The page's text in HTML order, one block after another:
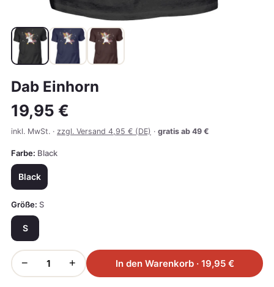
Dab Einhorn
19,95 €
inkl. MwSt. · zzgl. Versand 4,95 € (DE) · gratis ab 49 €
Farbe: Black
Black
Größe: S
S
− + In den Warenkorb · 19,95 €